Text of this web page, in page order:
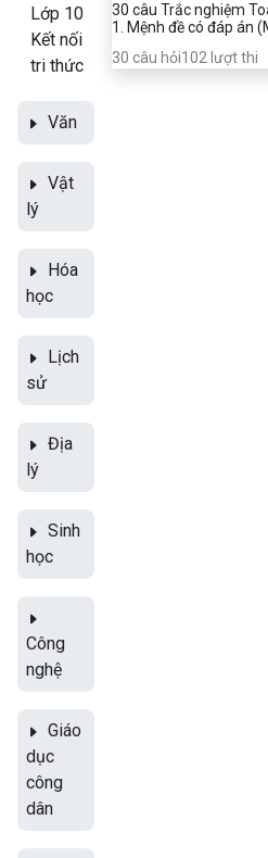
Lớp 10
Kết nối
tri thức
Văn
Vật
lý
Hóa
học
Lịch
sử
Địa
lý
Sinh
học
Công
nghệ
Giáo
dục
công
dân
30 câu Trắc nghiệm
1. Mệnh đề có đáp án
30 câu hỏi102 lượt thi